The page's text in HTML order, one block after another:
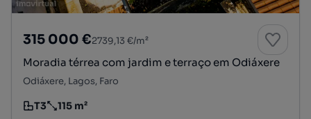
315 000 €2739,13 €/m²
Moradia térrea com jardim e terraço em Odiáxere
Odiáxere, Lagos, Faro
Tipologia
T3
Preço por metro quadrado
115 m²